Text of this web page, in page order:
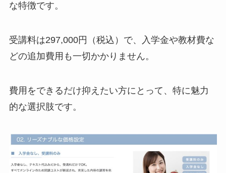
な特徴です。
受講料は297,000円（税込）で、入学金や教材費な
どの追加費用も一切かかりません。
費用をできるだけ抑えたい方にとって、特に魅力
的な選択肢です。